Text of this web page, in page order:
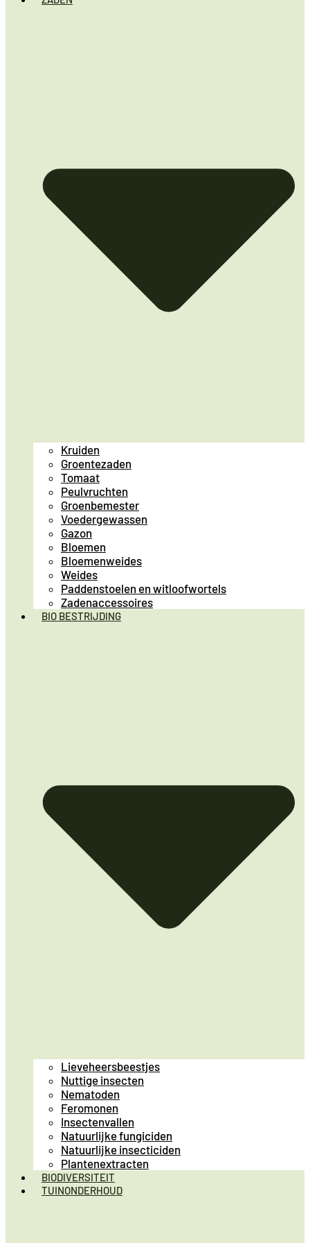
Kruiden
Groentezaden
Tomaat
Peulvruchten
Groenbemester
Voedergewassen
Gazon
Bloemen
Bloemenweides
Weides
Paddenstoelen en witloofwortels
Zadenaccessoires
BIO BESTRIJDING
Lieveheersbeestjes
Nuttige insecten
Nematoden
Feromonen
Insectenvallen
Natuurlijke fungiciden
Natuurlijke insecticiden
Plantenextracten
BIODIVERSITEIT
TUINONDERHOUD